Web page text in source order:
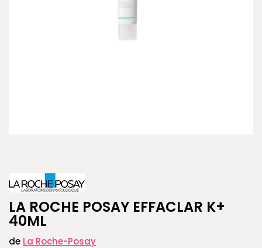
LA ROCHE POSAY EFFACLAR K+
40ML
de La Roche-Posay